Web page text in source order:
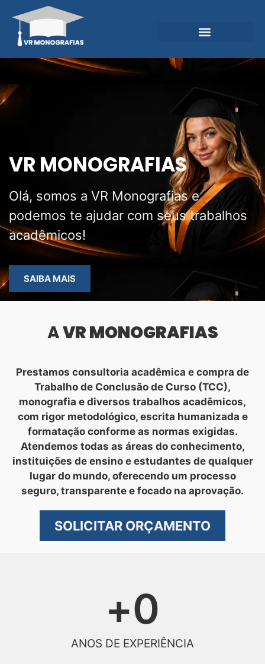
VR MONOGRAFIAS
Olá, somos a VR Monografias e
podemos te ajudar com seus trabalhos
acadêmicos!
SAIBA MAIS
AVR MONOGRAFIAS
Prestamos consultoria acadêmica e compra de
Trabalho de Conclusão de Curso (TCC),
monografia e diversos trabalhos acadêmicos,
com rigor metodológico, escrita humanizada e
formatação conforme as normas exigidas.
Atendemos todas as áreas do conhecimento,
instituições de ensino e estudantes de qualquer
lugar do mundo, oferecendo um processo
seguro, transparente e focado na aprovação.
SOLICITAR ORÇAMENTO
ANOS DE EXPERIÊNCIA
+0